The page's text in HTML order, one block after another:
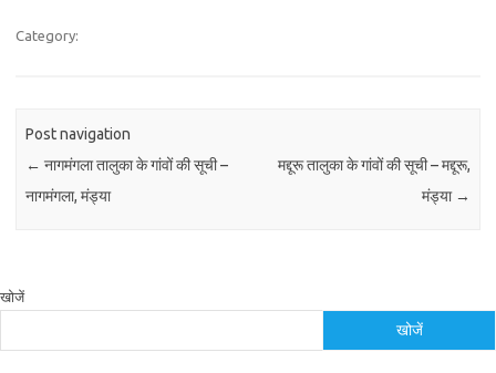
Category:
Post navigation
← नागमंगला तालुका के गांवों की सूची –
नागमंगला, मंड्या
मद्दूरू तालुका के गांवों की सूची – मद्दूरू,
मंड्या →
खोजें
खोजें